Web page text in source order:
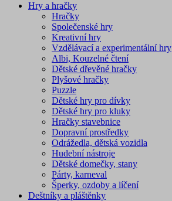
Hry a hračky
Hračky
Společenské hry
Kreativní hry
Vzdělávací a experimentální hry
Albi, Kouzelné čtení
Dětské dřevěné hračky
Plyšové hračky
Puzzle
Dětské hry pro dívky
Dětské hry pro kluky
Hračky stavebnice
Dopravní prostředky
Odrážedla, dětská vozidla
Hudební nástroje
Dětské domečky, stany
Párty, karneval
Šperky, ozdoby a líčení
Deštníky a pláštěnky